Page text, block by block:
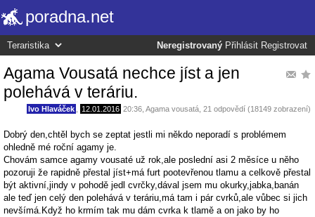
poradna.net
Neregistrovaný Přihlásit Registrovat
Agama Vousatá nechce jíst a jen
polehává v teráriu.
Ivo Hlaváček 12.01.2016 20:36 Agama vousatá , 21 odpovědí (18149 zobrazení)
Dobrý den,chtěl bych se zeptat jestli mi někdo neporadí s problémem
ohledně mé roční agamy je.
Chovám samce agamy vousaté už rok,ale poslední asi 2 měsíce u něho
pozoruji že rapidně přestal jíst+má furt pootevřenou tlamu a celkově přestal
být aktivní,jindy v pohodě jedl cvrčky,dával jsem mu okurky,jabka,banán
ale teď jen celý den polehává v teráriu,má tam i pár cvrků,ale vůbec si jich
nevšímá.Když ho krmím tak mu dám cvrka k tlamě a on jako by ho